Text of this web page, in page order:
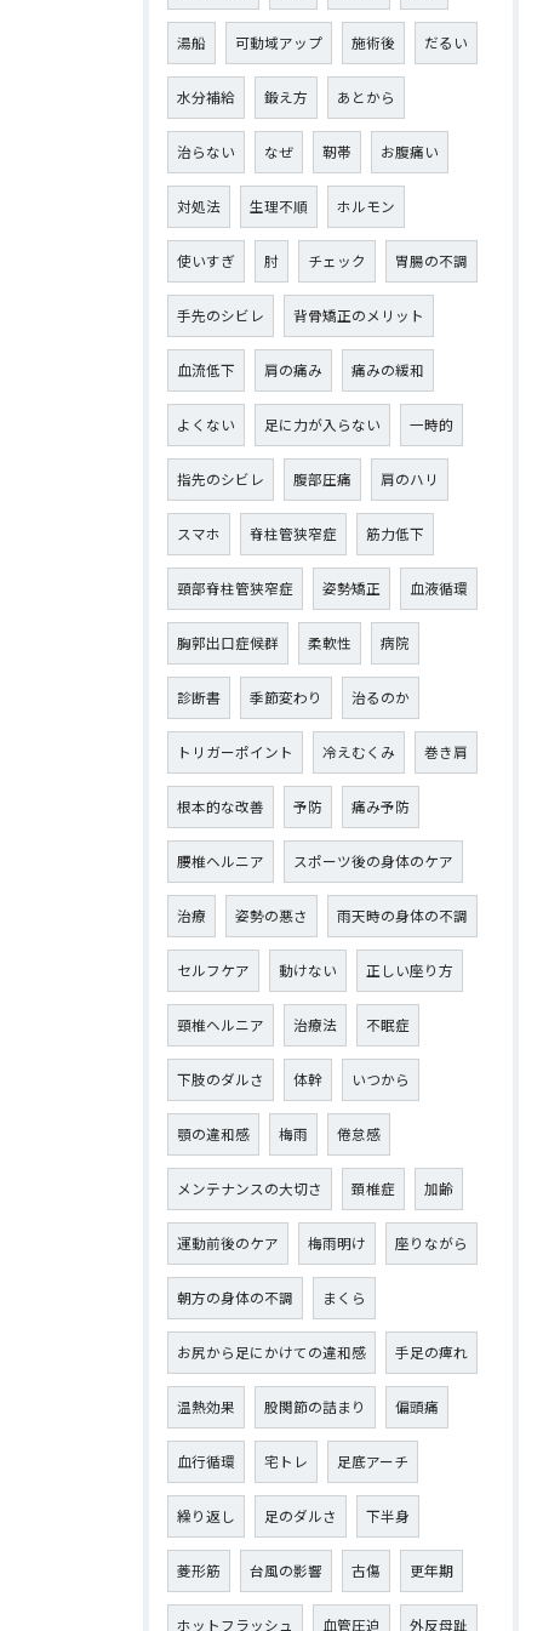
湯船 可動域アップ 施術後 だるい
水分補給 鍛え方 あとから
治らない なぜ 靭帯 お腹痛い
対処法 生理不順 ホルモン
使いすぎ 肘 チェック 胃腸の不調
手先のシビレ 背骨矯正のメリット
血流低下 肩の痛み 痛みの緩和
よくない 足に力が入らない 一時的
指先のシビレ 腹部圧痛 肩のハリ
スマホ 脊柱管狭窄症 筋力低下
頸部脊柱管狭窄症 姿勢矯正 血液循環
胸郭出口症候群 柔軟性 病院
診断書 季節変わり 治るのか
トリガーポイント 冷えむくみ 巻き肩
根本的な改善 予防 痛み予防
腰椎ヘルニア スポーツ後の身体のケア
治療 姿勢の悪さ 雨天時の身体の不調
セルフケア 動けない 正しい座り方
頸椎ヘルニア 治療法 不眠症
下肢のダルさ 体幹 いつから
顎の違和感 梅雨 倦怠感
メンテナンスの大切さ 頚椎症 加齢
運動前後のケア 梅雨明け 座りながら
朝方の身体の不調 まくら
お尻から足にかけての違和感 手足の痺れ
温熱効果 股関節の詰まり 偏頭痛
血行循環 宅トレ 足底アーチ
繰り返し 足のダルさ 下半身
菱形筋 台風の影響 古傷 更年期
ホットフラッシュ 血管圧迫 外反母趾